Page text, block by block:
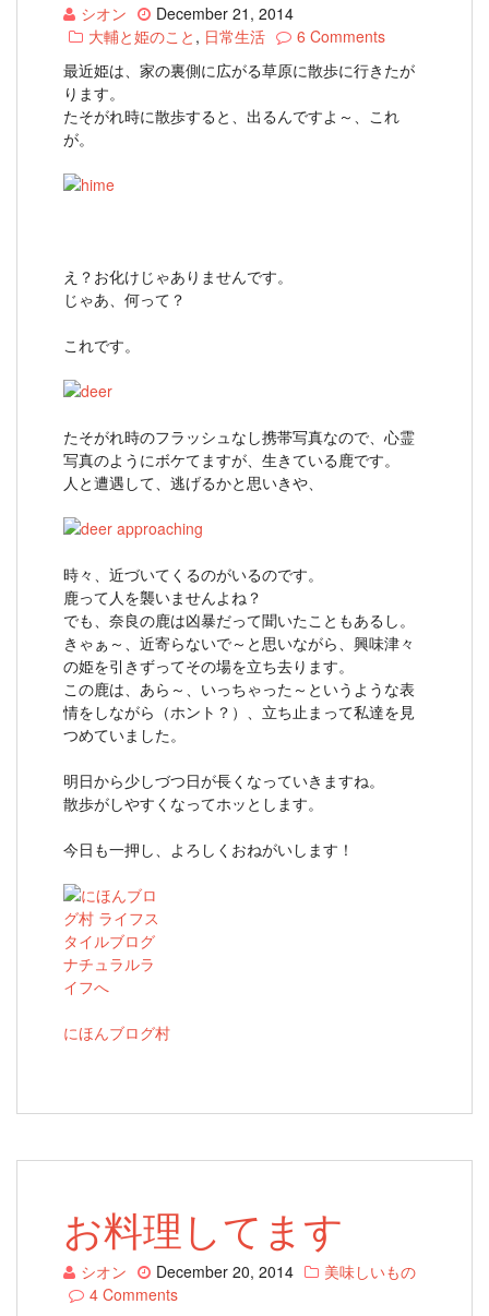
シオン
December 21, 2014
大輔と姫のこと , 日常生活
6 Comments
最近姫は、家の裏側に広がる草原に散歩に行きたが
ります。
たそがれ時に散歩すると、出るんですよ～、これ
が。
え？お化けじゃありませんです。
じゃあ、何って？
これです。
たそがれ時のフラッシュなし携帯写真なので、心霊
写真のようにボケてますが、生きている鹿です。
人と遭遇して、逃げるかと思いきや、
時々、近づいてくるのがいるのです。
鹿って人を襲いませんよね？
でも、奈良の鹿は凶暴だって聞いたこともあるし。
きゃぁ～、近寄らないで～と思いながら、興味津々
の姫を引きずってその場を立ち去ります。
この鹿は、あら～、いっちゃった～というような表
情をしながら（ホント？）、立ち止まって私達を見
つめていました。
明日から少しづつ日が長くなっていきますね。
散歩がしやすくなってホッとします。
今日も一押し、よろしくおねがいします！
にほんブログ村
お料理してます
シオン December 20, 2014
美味しいもの
4 Comments